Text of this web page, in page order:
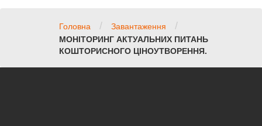
Головна / Завантаження /
МОНІТОРИНГ АКТУАЛЬНИХ ПИТАНЬ
КОШТОРИСНОГО ЦІНОУТВОРЕННЯ.